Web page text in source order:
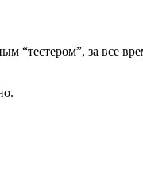
“тестером”, за все